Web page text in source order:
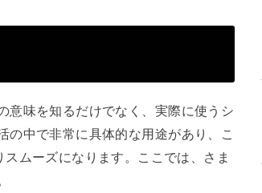
意味を知るだけでなく、実際に使うシ
中で非常に具体的な用途があり、こ
ムーズになります。ここでは、さま